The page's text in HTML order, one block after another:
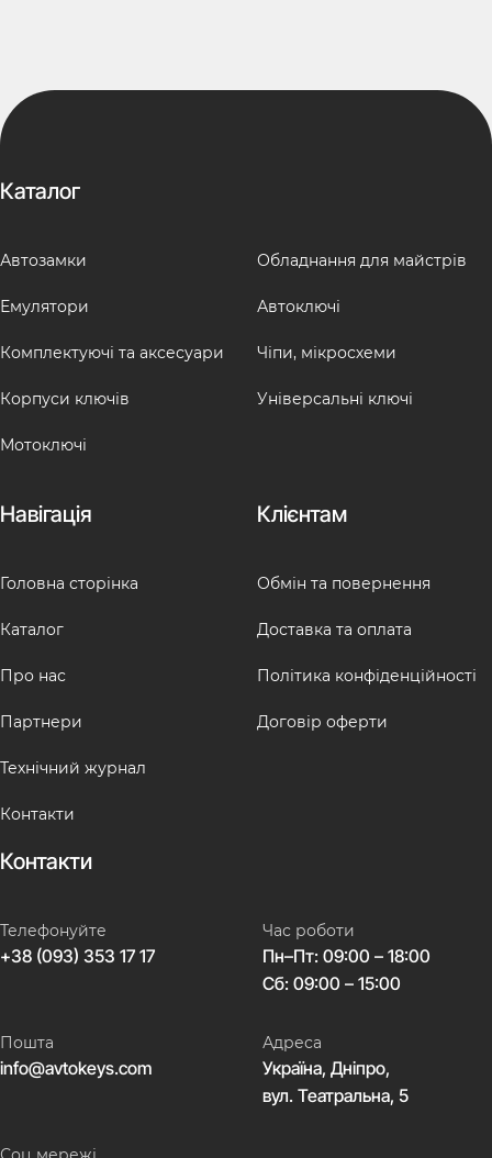
Каталог
Автозамки
Емулятори
Комплектуючі та аксесуари
Корпуси ключів
Мотоключі
Обладнання для майстрів
Автоключі
Чіпи, мікросхеми
Універсальні ключі
Навігація
Головна сторінка
Каталог
Про нас
Партнери
Технічний журнал
Контакти
Клієнтам
Обмін та повернення
Доставка та оплата
Політика конфіденційності
Договір оферти
Контакти
Телефонуйте
+38 (093) 353 17 17
Час роботи
Пн–Пт: 09:00 – 18:00
Сб: 09:00 – 15:00
Пошта
info@avtokeys.com
Адреса
Україна, Дніпро,
вул. Театральна, 5